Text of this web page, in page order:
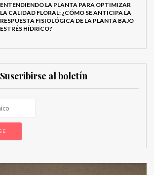
ENTENDIENDO LA PLANTA PARA OPTIMIZAR
LA CALIDAD FLORAL: ¿CÓMO SE ANTICIPA LA
RESPUESTA FISIOLÓGICA DE LA PLANTA BAJO
ESTRÉS HÍDRICO?
Suscribirse al boletín